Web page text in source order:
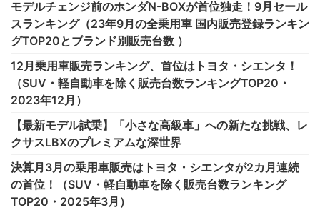
モデルチェンジ前のホンダN-BOXが首位独走！9月セール
スランキング（23年9月の全乗用車 国内販売登録ランキン
グTOP20とブランド別販売台数 ）
12月乗用車販売ランキング、首位はトヨタ・シエンタ！
（SUV・軽自動車を除く販売台数ランキングTOP20・
2023年12月）
【最新モデル試乗】「小さな高級車」への新たな挑戦、レ
クサスLBXのプレミアムな深世界
決算月3月の乗用車販売はトヨタ・シエンタが2カ月連続
の首位！（SUV・軽自動車を除く販売台数ランキング
TOP20・2025年3月）